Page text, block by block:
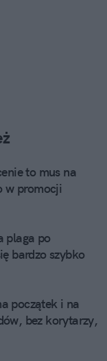
to mus na
w promocji
plaga po
bardzo szybko
początek i na
bez korytarzy,